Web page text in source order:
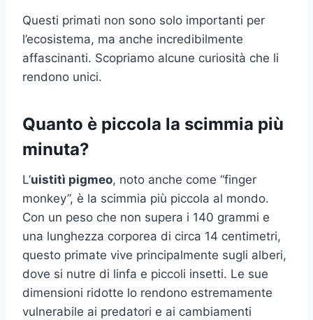
Questi primati non sono solo importanti per
l’ecosistema, ma anche incredibilmente
affascinanti. Scopriamo alcune curiosità che li
rendono unici.
Quanto è piccola la scimmia più
minuta?
L’uistitì pigmeo, noto anche come “finger
monkey”, è la scimmia più piccola al mondo.
Con un peso che non supera i 140 grammi e
una lunghezza corporea di circa 14 centimetri,
questo primate vive principalmente sugli alberi,
dove si nutre di linfa e piccoli insetti. Le sue
dimensioni ridotte lo rendono estremamente
vulnerabile ai predatori e ai cambiamenti